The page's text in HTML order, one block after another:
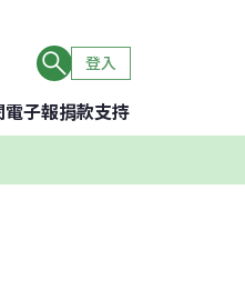
登入
電子報捐款支持